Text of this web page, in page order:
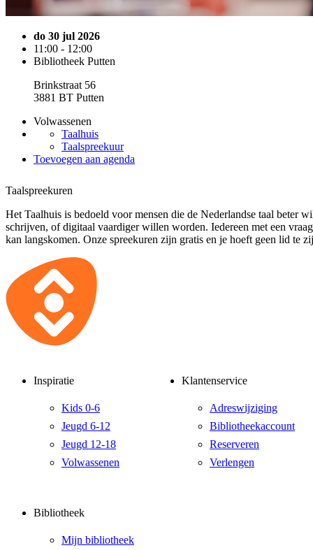
do 30 jul 2026
11:00 - 12:00
Bibliotheek Putten
Brinkstraat 56
3881 BT Putten
Volwassenen
Taalhuis
Taalspreekuur
Toevoegen aan agenda
Taalspreekuren
Het Taalhuis is bedoeld voor mensen die de Nederlandse taal beter
schrijven, of digitaal vaardiger willen worden. Iedereen met een
kan langskomen. Onze spreekuren zijn gratis en je hoeft geen lid te
Inspiratie
Kids 0-6
Jeugd 6-12
Jeugd 12-18
Volwassenen
Klantenservice
Adreswijziging
Bibliotheekaccount
Reserveren
Verlengen
Bibliotheek
Mijn bibliotheek